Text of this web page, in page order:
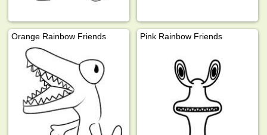
Orange Rainbow Friends Pink Rainbow Friends